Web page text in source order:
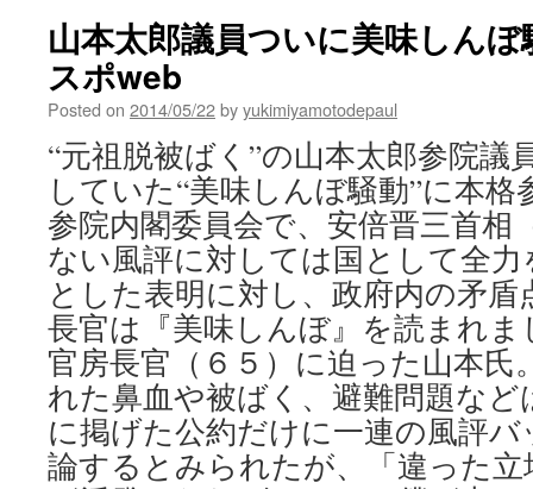
は
事
実」〜
福
島
の
母
親
「美
味
し
ん
ぼ」
言
論
抑
に
抗
議
山本太郎議員ついに美味しん
スポweb
Posted on 2014/05/22byyukimiyamotodepaul
“元祖脱被ばく”の山本太郎参院議
していた“美味しんぼ騒動”に本
参院内閣委員会で、安倍晋三首相
ない風評に対しては国として全
とした表明に対し、政府内の矛
長官は『美味しんぼ』を読まれ
官房長官（６５）に迫った山本氏
れた鼻血や被ばく、避難問題など
に掲げた公約だけに一連の風評
論するとみられたが、「違った